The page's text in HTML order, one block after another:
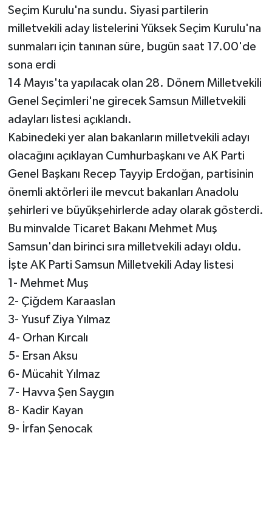
Seçim Kurulu'na sundu. Siyasi partilerin
milletvekili aday listelerini Yüksek Seçim Kurulu'na
sunmaları için tanınan süre, bugün saat 17.00'de
sona erdi
14 Mayıs'ta yapılacak olan 28. Dönem Milletvekili
Genel Seçimleri'ne girecek Samsun Milletvekili
adayları listesi açıklandı.
Kabinedeki yer alan bakanların milletvekili adayı
olacağını açıklayan Cumhurbaşkanı ve AK Parti
Genel Başkanı Recep Tayyip Erdoğan, partisinin
önemli aktörleri ile mevcut bakanları Anadolu
şehirleri ve büyükşehirlerde aday olarak gösterdi.
Bu minvalde Ticaret Bakanı Mehmet Muş
Samsun'dan birinci sıra milletvekili adayı oldu.
İşte AK Parti Samsun Milletvekili Aday listesi
1- Mehmet Muş
2- Çiğdem Karaaslan
3- Yusuf Ziya Yılmaz
4- Orhan Kırcalı
5- Ersan Aksu
6- Mücahit Yılmaz
7- Havva Şen Saygın
8- Kadir Kayan
9- İrfan Şenocak